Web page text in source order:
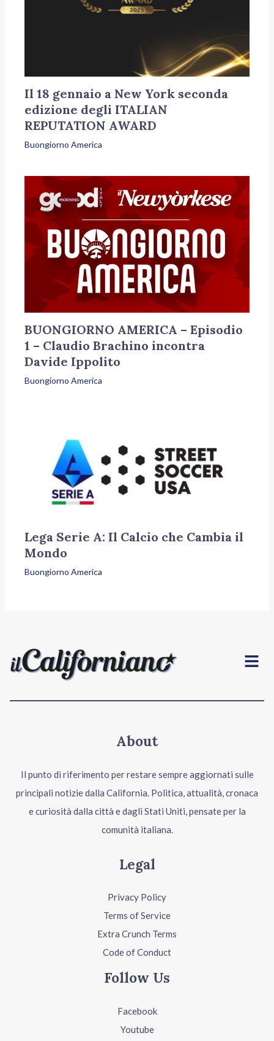
Il 18 gennaio a New York seconda
edizione degli ITALIAN
REPUTATION AWARD
Buongiorno America
BUONGIORNO AMERICA – Episodio
1 – Claudio Brachino incontra
Davide Ippolito
Buongiorno America
Lega Serie A: Il Calcio che Cambia il
Mondo
Buongiorno America
Menu
About
Il punto di riferimento per restare sempre aggiornati sulle
principali notizie dalla California. Politica, attualità, cronaca
e curiosità dalla città e dagli Stati Uniti, pensate per la
comunità italiana.
Legal
Privacy Policy
Terms of Service
Extra Crunch Terms
Code of Conduct
Follow Us
Facebook
Youtube